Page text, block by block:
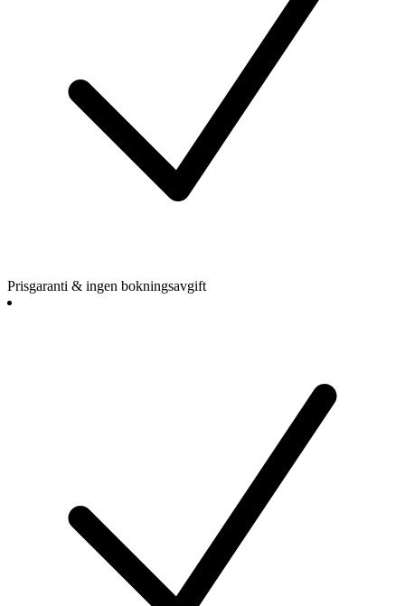
Prisgaranti & ingen bokningsavgift